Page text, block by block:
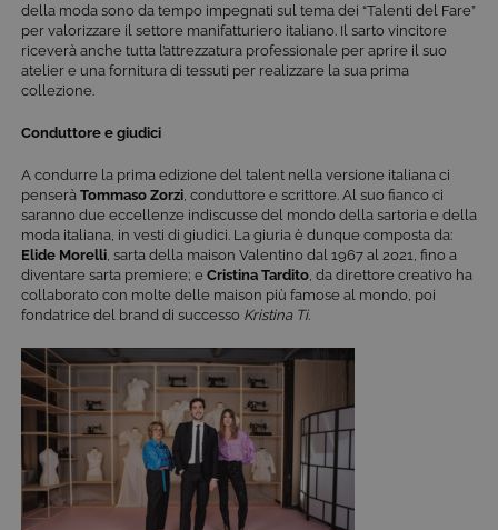
della moda sono da tempo impegnati sul tema dei “Talenti del Fare”
per valorizzare il settore manifatturiero italiano. Il sarto vincitore
riceverà anche tutta l’attrezzatura professionale per aprire il suo
atelier e una fornitura di tessuti per realizzare la sua prima
collezione.
Conduttore e giudici
A condurre la prima edizione del talent nella versione italiana ci
penserà Tommaso Zorzi , conduttore e scrittore. Al suo fianco ci
saranno due eccellenze indiscusse del mondo della sartoria e della
moda italiana, in vesti di giudici. La giuria è dunque composta da:
Elide Morelli , sarta della maison Valentino dal 1967 al 2021, fino a
diventare sarta premiere; e Cristina Tardito , da direttore creativo ha
collaborato con molte delle maison più famose al mondo, poi
fondatrice del brand di successo Kristina Ti.